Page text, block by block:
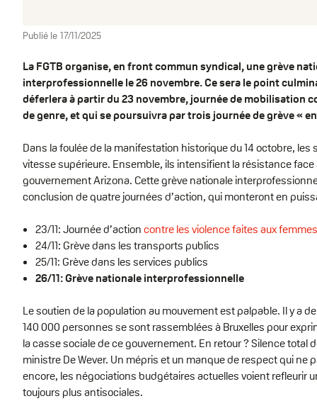
Publié le 17/11/2025
La FGTB organise, en front commun syndical, une grève
interprofessionnelle le 26 novembre. Ce sera le point
déferlera à partir du 23 novembre, journée de mobilisation
de genre, et qui se poursuivra par trois journée de grève «
Dans la foulée de la manifestation historique du 14 octobre,
vitesse supérieure. Ensemble, ils intensifient la résistance face
gouvernement Arizona. Cette grève nationale
conclusion de quatre journées d’action, qui monteront en
23/11: Journée d’actioncontre les violence faites aux femmes
24/11: Grève dans les transports publics
25/11: Grève dans les services publics
26/11: Grève nationale interprofessionnelle
Le soutien de la population au mouvement est palpable. Il y a
140 000 personnes se sont rassemblées à Bruxelles pour
la casse sociale de ce gouvernement. En retour ? Silence total
ministre De Wever. Un mépris et un manque de respect qui ne
encore, les négociations budgétaires actuelles voient refleurir
toujours plus antisociales.